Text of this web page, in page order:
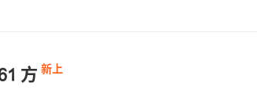
 方 新上